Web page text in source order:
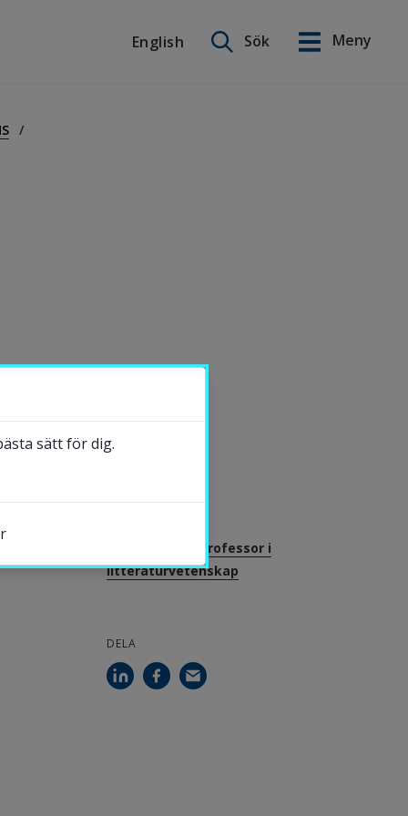
English
Sök
Meny
UPPDATERAD
Daniel Möller, professor i
litteraturvetenskap
DELA
English
sätt för dig.